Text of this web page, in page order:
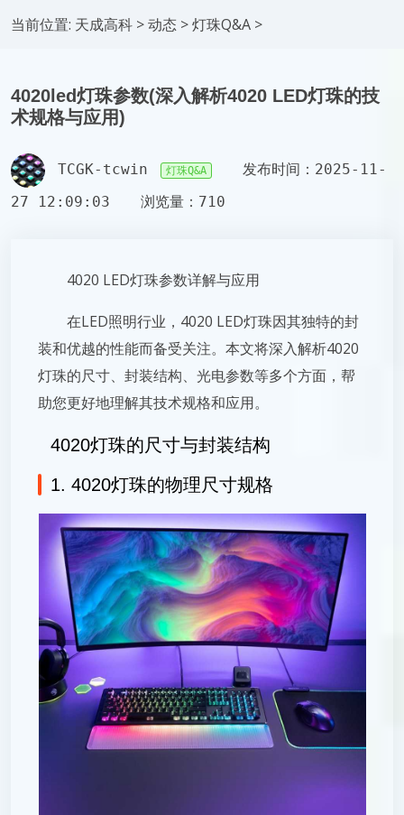
当前位置: 天成高科 >动态 >灯珠Q&A >
4020led灯珠参数(深入解析4020 LED灯珠的技
术规格与应用)
TCGK-tcwin 灯珠Q&A
发布时间：2025-11-
27 12:09:03
浏览量：710
4020 LED灯珠参数详解与应用
在LED照明行业，4020 LED灯珠因其独特的封
装和优越的性能而备受关注。本文将深入解析4020
灯珠的尺寸、封装结构、光电参数等多个方面，帮
助您更好地理解其技术规格和应用。
4020灯珠的尺寸与封装结构
1. 4020灯珠的物理尺寸规格